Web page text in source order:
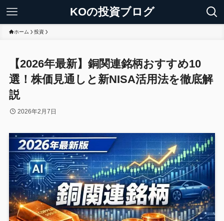
KOの投資ブログ
ホーム 投資
【2026年最新】銅関連銘柄おすすめ10
選！株価見通しと新NISA活用法を徹底解
説
2026年2月7日